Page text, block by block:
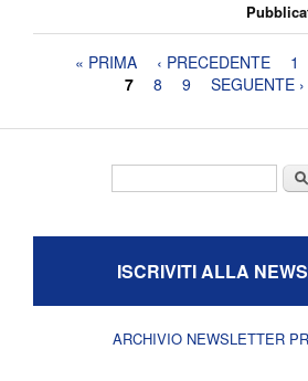
Pagine« PRIMA ‹ PRECEDENTE 1
7
8 9 SEGUENTE ›
ISCRIVITI ALLA
ARCHIVIO NEWSLETTER